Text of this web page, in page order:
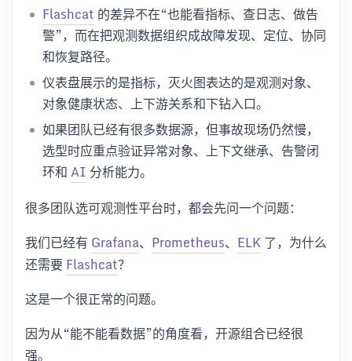
Flashcat 的差异不在“也能看指标、查日志、做告
警”，而在把观测数据组织成故障发现、定位、协同
和恢复路径。
仪表盘展示的是指标，灭火图表达的是观测对象、
对象健康状态、上下游关系和下钻入口。
如果团队已经有很多数据源，但事故现场仍然慢，
选型时应重点验证异常对象、上下文继承、告警闭
环和AI 分析能力。
很多团队选可观测性平台时，都会先问一个问题：
我们已经有 Grafana、 Prometheus、 ELK了，为什么
还需要Flashcat？
这是一个很正常的问题。
因为从“能不能看数据”的角度看，开源组合已经很
强。